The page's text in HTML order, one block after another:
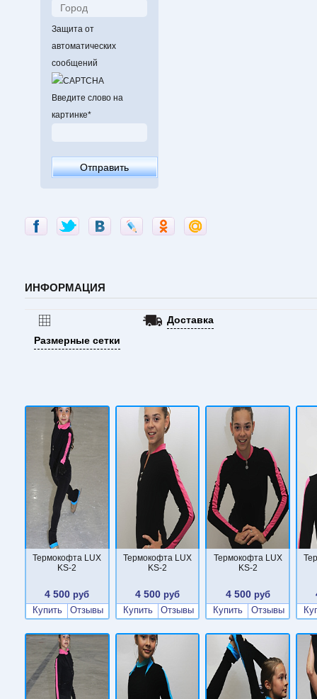
Защита от
автоматических
сообщений
Введите слово на
картинке*
ИНФОРМАЦИЯ
Размерные сетки
Доставка
Термокофта LUX
KS-2
4 500 руб
Купить
Отзывы
Термокофта LUX
KS-2
4 500 руб
Купить
Отзывы
Термокофта LUX
KS-2
4 500руб
Купить
Отзывы